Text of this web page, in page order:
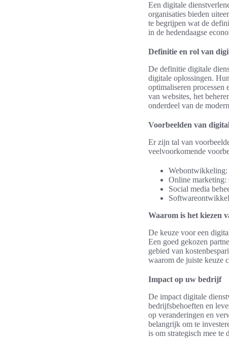
Een digitale
organisaties bieden
te begrijpen wat de
in de hedendaagse
Definitie en rol van
De definitie digitale
digitale oplossingen.
optimaliseren
van websites, het
onderdeel van de
Voorbeelden van
Er zijn tal van
veelvoorkomende
Webontwikkeling:
Online marketing:
Social media
Waarom is het kiezen
De keuze voor een
Een goed gekozen
gebied van
waarom de juiste keuze
Impact op uw bedrijf
De impact digitale
bedrijfsbehoeften en
op veranderingen en
belangrijk om te
is om strategisch mee te